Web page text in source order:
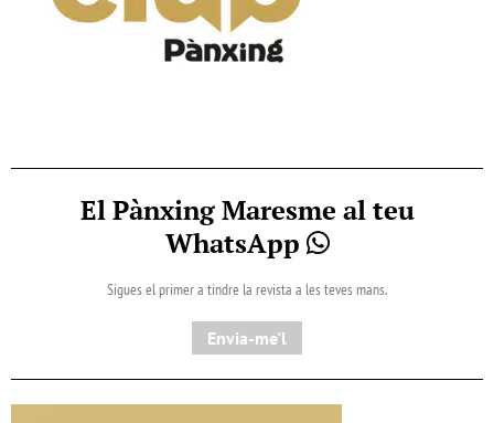
El Pànxing Maresme al teu
WhatsApp
Sigues el primer a tindre la revista a les teves mans.
Envia-me'l